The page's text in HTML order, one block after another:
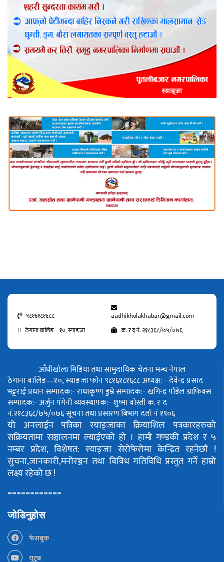
९८१६१८१६८८
aadhikholakhabar@gmail.com
ठेगाना वालिङ—१०, स्याङजा
क. र द नं. २१८३६८/७५/०७६
आँधीखोला मिडिया तथा सामुदायिक चेतना मन्च नेपाल
ठेगाना वालिङ—१०, स्याङजा फोन ९८१६१८१६८८अध्यक्ष: - देवेन्द्र प्रसाद
भट्टराईप्रधान सम्पादक:- राधाकृष्ण डुम्रेसम्पादक:- खगिन्द्र पौडेलग्राफिक्स
सम्पादक:- अर्जुन पंगेनीव्यवस्थापक:- शुष्मा वोस्तीक. र द
नं.२१८३६८/७५/०७६सूचना तथा प्रसारण बिभाग दर्ता नं १९०६
यो अनलाईन पत्रिका स्याङ्जाका क्रियाशिल पत्रकारहरुको
सक्रियतामा सञ्चालनमा ल्याईएको हो । हामी गण्डकी प्रदेश र ५
नम्बर प्रदेश, विशेषत: स्याङ्जा सेरोफेरोमा केन्द्रित रहनेछौ !
सुचना,जानकारी,मनोरञ्जन तथा विविध गतिविधि प्रस्तुत गर्ने हाम्रो
लक्ष्य रहेको छ !
============
जोडिनुहोस
फेसबुक
युटूब